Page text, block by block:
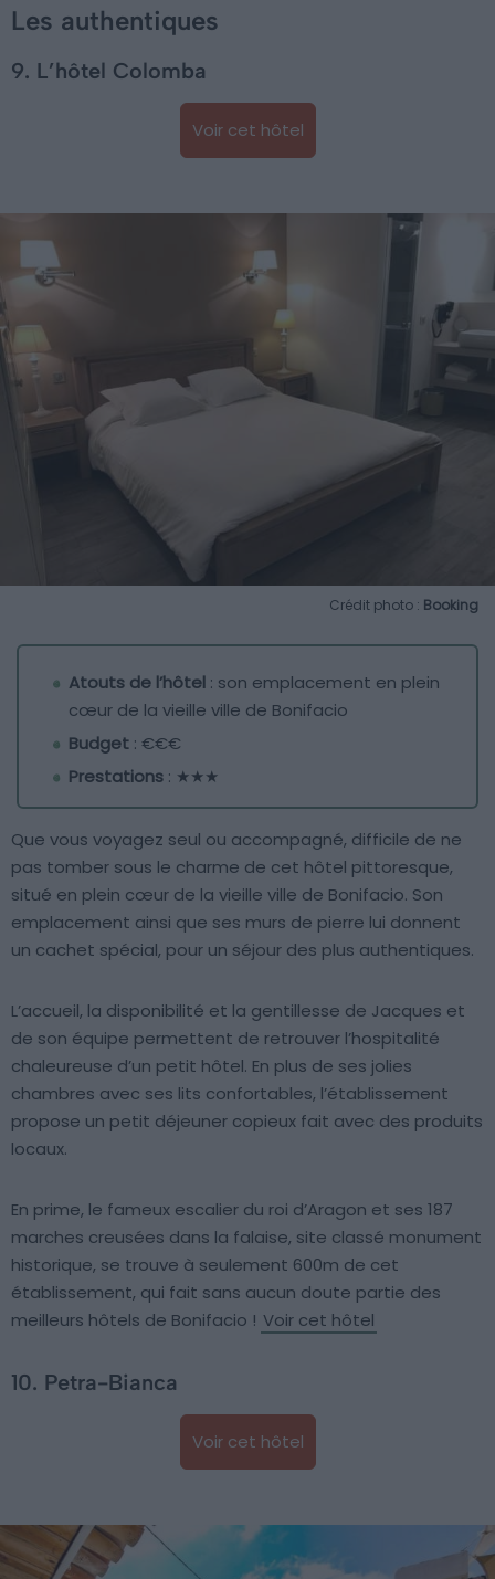
Les authentiques
9. L’hôtel Colomba
Voir cet hôtel
Crédit photo : Booking
Atouts de l’hôtel : son emplacement en plein
cœur de la vieille ville de Bonifacio
Budget : €€€
Prestations : ★★★
Que vous voyagez seul ou accompagné, difficile de ne
pas tomber sous le charme de cet hôtel pittoresque,
situé en plein cœur de la vieille ville de Bonifacio. Son
emplacement ainsi que ses murs de pierre lui donnent
un cachet spécial, pour un séjour des plus authentiques.
L’accueil, la disponibilité et la gentillesse de Jacques et
de son équipe permettent de retrouver l’hospitalité
chaleureuse d’un petit hôtel. En plus de ses jolies
chambres avec ses lits confortables, l’établissement
propose un petit déjeuner copieux fait avec des produits
locaux.
En prime, le fameux escalier du roi d’Aragon et ses 187
marches creusées dans la falaise, site classé monument
historique, se trouve à seulement 600m de cet
établissement, qui fait sans aucun doute partie des
meilleurs hôtels de Bonifacio ! Voir cet hôtel
10. Petra-Bianca
Voir cet hôtel